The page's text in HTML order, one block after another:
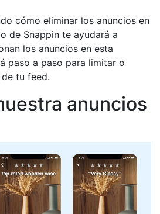
cómo eliminar los anuncios en
de Snappin te ayudará a
los anuncios en esta
paso a paso para limitar o
tu feed.
anuncios